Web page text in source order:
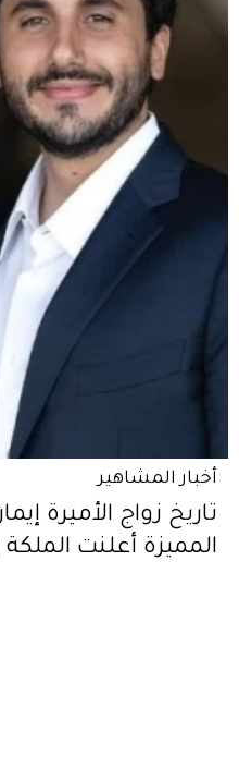
أخبار المشاهير
تاريخ زواج الأميرة
المميزة أعلنت الملكة